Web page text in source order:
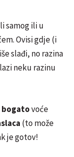
samog ili u
Ovisi gdje (i
slađi, no razina
neku razinu
voće
(to može
je gotov!